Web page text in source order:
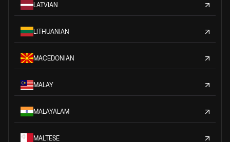
LATVIAN
LITHUANIAN
MACEDONIAN
MALAY
MALAYALAM
MALTESE